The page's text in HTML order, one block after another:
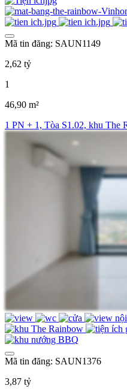
Mã tin đăng: SAUN1149
2,62 tỷ
1
46,90 m²
1 PN + 1, Tòa S1.02, khu The
Mã tin đăng: SAUN1376
3,87 tỷ